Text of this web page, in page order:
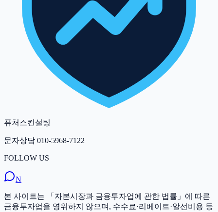
퓨처스컨설팅
문자상담 010-5968-7122
FOLLOW US
N
본 사이트는 「자본시장과 금융투자업에 관한 법률」에 따른
금융투자업을 영위하지 않으며, 수수료·리베이트·알선비용 등